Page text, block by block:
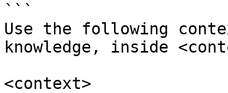
```
Use the following
knowledge, inside
<context>